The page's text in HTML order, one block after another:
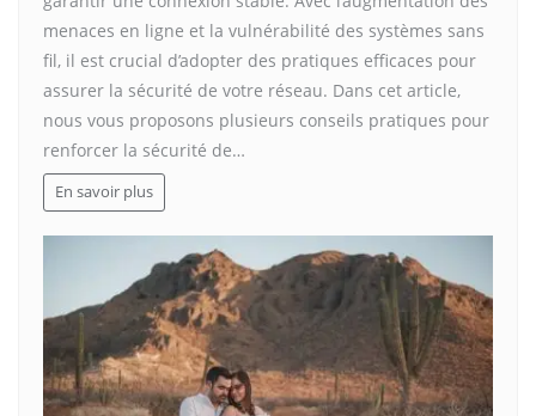
menaces en ligne et la vulnérabilité des systèmes sans
fil, il est crucial d’adopter des pratiques efficaces pour
assurer la sécurité de votre réseau. Dans cet article,
nous vous proposons plusieurs conseils pratiques pour
renforcer la sécurité de…
En savoir plus